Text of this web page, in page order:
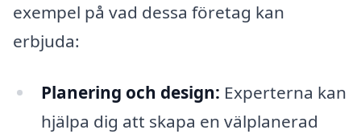
exempel på vad dessa företag kan
erbjuda:
Planering och design: Experterna kan
hjälpa dig att skapa en välplanerad